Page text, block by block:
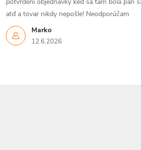
Marko
12.6.2026
atď a tovar nikdy nepošle! Neodporúčam